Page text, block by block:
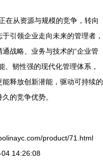
在从资源与规模的竞争，转向
引领企业走向未来的管理者，
战略、业务与技术的“企业管
、韧性强的现代化管理体系，
释放创新潜能，驱动可持续的
的竞争优势。
product/71.html
14:26:08